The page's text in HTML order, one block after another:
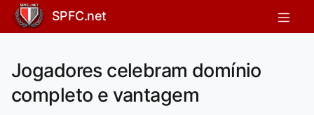
SPFC.net
Jogadores celebram domínio
completo e vantagem